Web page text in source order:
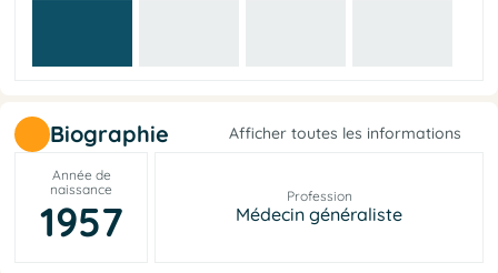
Biographie Afficher toutes les informations
Année de
naissance
1957
Profession
Médecin généraliste